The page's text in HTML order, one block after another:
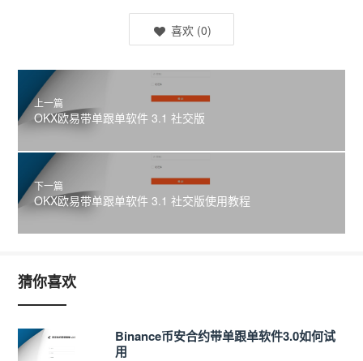
喜欢 (0)
上一篇
OKX欧易带单跟单软件 3.1 社交版
下一篇
OKX欧易带单跟单软件 3.1 社交版使用教程
猜你喜欢
Binance币安合约带单跟单软件3.0如何试
用